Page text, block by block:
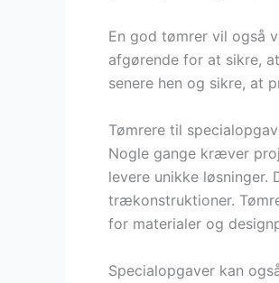
En god tømrer vil også
afgørende for at sikre,
senere hen og sikre, at
Tømrere til
Nogle gange kræver
levere unikke
trækonstruktioner.
for materialer og
Specialopgaver kan